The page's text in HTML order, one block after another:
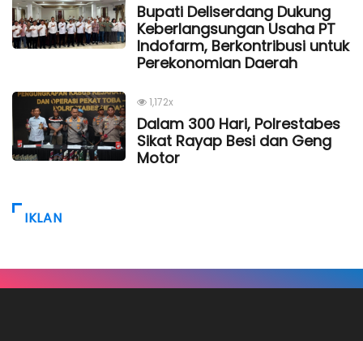
Bupati Deliserdang Dukung
Keberlangsungan Usaha PT
Indofarm, Berkontribusi untuk
Perekonomian Daerah
1,172x
Dalam 300 Hari, Polrestabes
Sikat Rayap Besi dan Geng
Motor
IKLAN